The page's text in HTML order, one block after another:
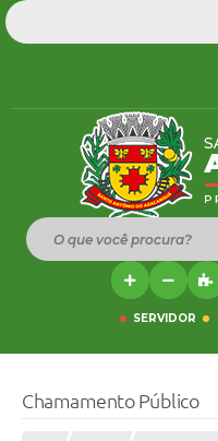
O que você procura?
SERVIDOR
Chamamento Público